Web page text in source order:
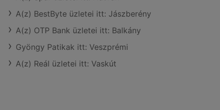
A(z) BestByte üzletei itt: Jászberény
A(z) OTP Bank üzletei itt: Balkány
Gyöngy Patikak itt: Veszprémi
A(z) Reál üzletei itt: Vaskút